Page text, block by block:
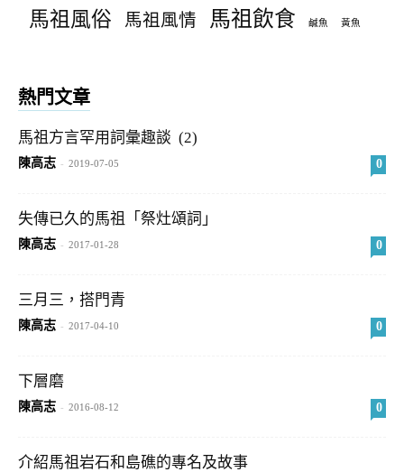
馬祖風俗 馬祖風情 馬祖飲食 鹹魚 黃魚
熱門文章
馬祖方言罕用詞彙趣談 (2)
陳高志 - 2019-07-05 0
失傳已久的馬祖「祭灶頌詞」
陳高志 - 2017-01-28 0
三月三，搭門青
陳高志 - 2017-04-10 0
下層磨
陳高志 - 2016-08-12 0
介紹馬祖岩石和島礁的專名及故事